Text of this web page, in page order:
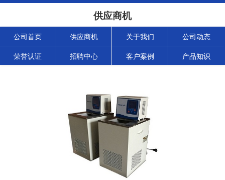
供应商机
公司首页 供应商机 关于我们 公司动态
荣誉认证 招聘中心 客户案例 产品知识